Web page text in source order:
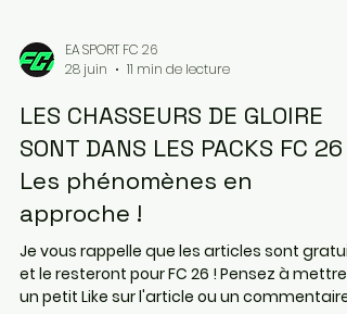
28 juin
11 min de lecture
LES CHASSEURS DE GLOIRE